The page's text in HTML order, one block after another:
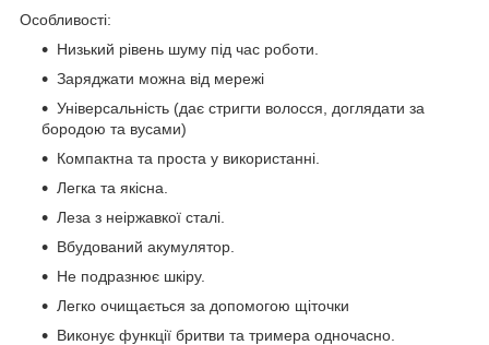
Особливості:
Низький рівень шуму під час роботи.
Заряджати можна від мережі
Універсальність (дає стригти волосся, доглядати за
бородою та вусами)
Компактна та проста у використанні.
Легка та якісна.
Леза з неіржавкої сталі.
Вбудований акумулятор.
Не подразнює шкіру.
Легко очищається за допомогою щіточки
Виконує функції бритви та тримера одночасно.